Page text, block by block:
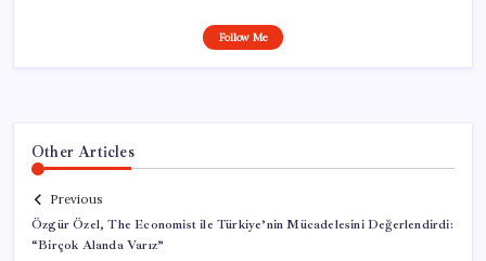
Follow Me
Other Articles
Previous
Özgür Özel, The Economist ile Türkiye’nin Mücadelesini Değerlendirdi:
“Birçok Alanda Varız”